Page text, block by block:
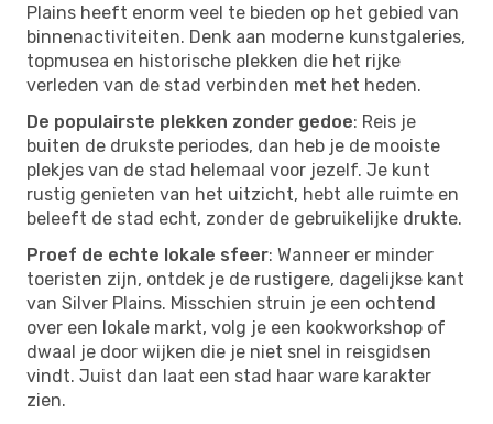
Plains heeft enorm veel te bieden op het gebied van
binnenactiviteiten. Denk aan moderne kunstgaleries,
topmusea en historische plekken die het rijke
verleden van de stad verbinden met het heden.
De populairste plekken zonder gedoe: Reis je
buiten de drukste periodes, dan heb je de mooiste
plekjes van de stad helemaal voor jezelf. Je kunt
rustig genieten van het uitzicht, hebt alle ruimte en
beleeft de stad echt, zonder de gebruikelijke drukte.
Proef de echte lokale sfeer: Wanneer er minder
toeristen zijn, ontdek je de rustigere, dagelijkse kant
van Silver Plains. Misschien struin je een ochtend
over een lokale markt, volg je een kookworkshop of
dwaal je door wijken die je niet snel in reisgidsen
vindt. Juist dan laat een stad haar ware karakter
zien.